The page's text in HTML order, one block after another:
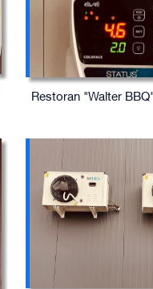
Restoran "Walter